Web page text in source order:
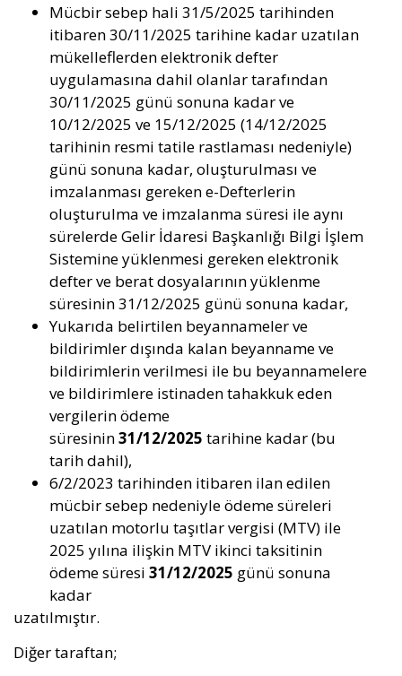
Mücbir sebep hali 31/5/2025 tarihinden
itibaren 30/11/2025 tarihine kadar uzatılan
mükelleflerden elektronik defter
uygulamasına dahil olanlar tarafından
30/11/2025 günü sonuna kadar ve
10/12/2025 ve 15/12/2025 (14/12/2025
tarihinin resmi tatile rastlaması nedeniyle)
günü sonuna kadar, oluşturulması ve
imzalanması gereken e-Defterlerin
oluşturulma ve imzalanma süresi ile aynı
sürelerde Gelir İdaresi Başkanlığı Bilgi İşlem
Sistemine yüklenmesi gereken elektronik
defter ve berat dosyalarının yüklenme
süresinin 31/12/2025 günü sonuna kadar,
Yukarıda belirtilen beyannameler ve
bildirimler dışında kalan beyanname ve
bildirimlerin verilmesi ile bu beyannamelere
ve bildirimlere istinaden tahakkuk eden
vergilerin ödeme
süresinin31/12/2025 tarihine kadar (bu
tarih dahil),
6/2/2023 tarihinden itibaren ilan edilen
mücbir sebep nedeniyle ödeme süreleri
uzatılan motorlu taşıtlar vergisi (MTV) ile
2025 yılına ilişkin MTV ikinci taksitinin
ödeme süresi 31/12/2025 günü sonuna
kadar
uzatılmıştır.
Diğer taraftan;